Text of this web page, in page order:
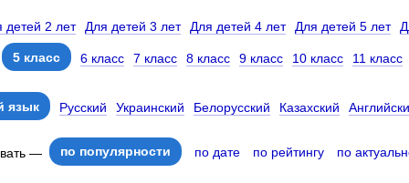
детей 2 лет Для детей 3 лет Для детей 4 лет Для детей 5 лет
5 класс 6 класс 7 класс 8 класс 9 класс 10 класс 11 класс
язык Русский Украинский Белорусский Казахский
— по популярности по дате по рейтингу по